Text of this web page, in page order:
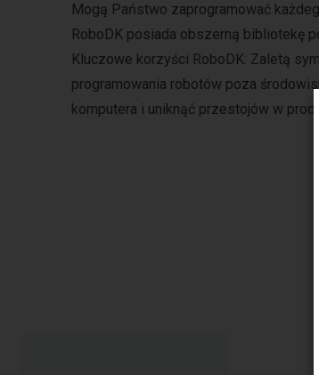
Mogą Państwo zaprogramować
RoboDK posiada obszerną bibliotekę
Kluczowe korzyści RoboDK: Zaletą
programowania robotów poza
komputera i uniknąć przestojów w